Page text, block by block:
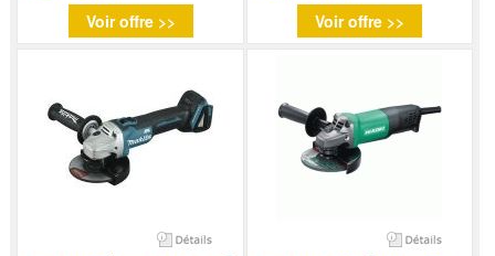
Voir offre >> Voir offre >>